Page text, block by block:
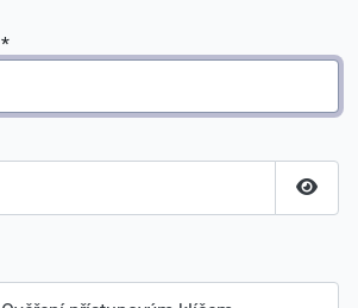
*